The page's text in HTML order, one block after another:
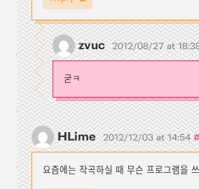
zvuc 2012/08/27 at
굳ㅋ
HLime 2012/12/03 at 14:54
요즘에는 작곡하실 때 무슨 프로그램을